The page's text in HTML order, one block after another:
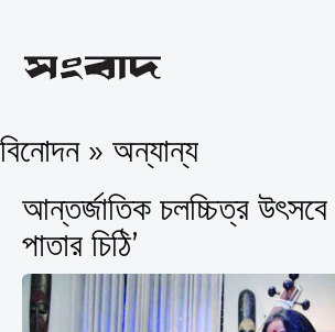
বিনোদন » অন্যান্য
আন্তর্জাতিক চলচ্চিত্র
পাতার চিঠি’